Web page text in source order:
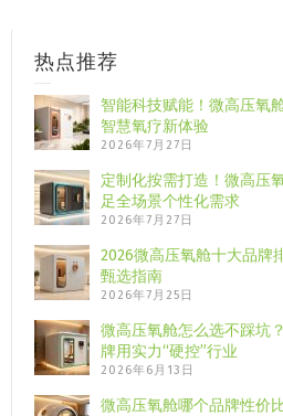
热点推荐
智能科技赋能！微高压氧
智慧氧疗新体验
2026年7月27日
定制化按需打造！微高压
足全场景个性化需求
2026年7月27日
2026微高压氧舱十大品牌
甄选指南
2026年7月25日
微高压氧舱怎么选不踩坑
牌用实力“硬控”行业
2026年6月13日
微高压氧舱哪个品牌性价